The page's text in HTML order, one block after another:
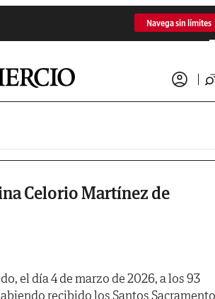
Navega sin límites
Celorio Martínez de
el día 4 de marzo de 2026, a los 93
recibido los Santos